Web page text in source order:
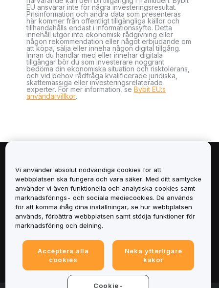
EU ansvarar inte för några investeringsresultat.
Prisinformation och andra data som presenteras
här kommer från offentligt tillgängliga källor och
tillhandahålls endast i informationssyfte. Detta
innehåll utgör inte ekonomisk rådgivning eller
någon rekommendation eller något erbjudande om
att köpa, sälja eller inneha någon digital tillgång.
Innan du handlar med eller innehar digitala
tillgångar bör du som investerare noggrant
bedöma din ekonomiska situation och risktolerans,
och vid behov rådfråga kvalificerade juridiska,
skattemässiga eller investeringsrelaterade
experter. För mer information, se Bybit EU:s
användarvillkor.
Tjänster
Support
Juridiskt
Vi använder absolut nödvändiga cookies för att
webbplatsen ska fungera och vara säker. Med ditt samtycke
använder vi även funktionella och analytiska cookies samt
marknadsförings- och sociala mediecookies. De används
för att komma ihåg dina inställningar, se hur webbplatsen
används, förbättra webbplatsen samt stödja funktioner för
marknadsföring och delning.
Acceptera alla
cookies
Neka ytterligare
kakor
Cookie-